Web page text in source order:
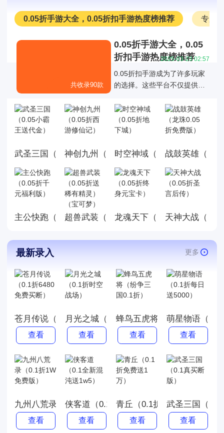
0.05折手游大全，0.05折扣手游热度榜推荐 专服
共收录90款
0.05折手游大全，0.05
折扣手游热度榜推荐
2025-03-23 02:57
0.05折扣手游成为了许多玩家
的选择。这些平台不仅提供了
各种折扣福利活动优化了玩家
的游戏体验，0.05折扣手游成
为了许多玩家的选择。
武圣三国（0.05小霸王送代金）
神创九州（0.05折西游修仙记）
时空神域（0.05折地下城）
战鼓英雄（龙
主公快跑（0.05折千元福利版）
超兽武装（0.05折送稀有精灵）（宝可梦
龙魂天下（0.05折终身元宝
天神大战（
最新录入 更多
苍月传说（0.1折6480免费买断）
查看
月光之城（0.1折时空战场）
查看
蜂鸟五虎将（纷争三国0.1折
查看
萌星物语（0.1
查看
九州八荒录（0.1折1W免费版）
查看
侠客道（0.1全新混沌送1w5）
查看
青丘（0.1折免费送1万）
查看
武圣三国（0.1
查看